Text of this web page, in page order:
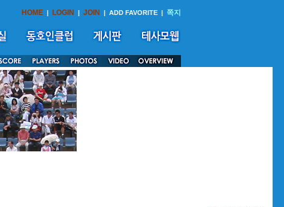
HOME | LOGIN | JOIN | ADD FAVORITE | 쪽지